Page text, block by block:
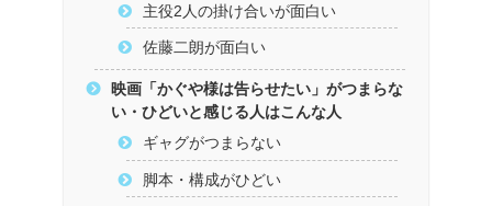
主役2人の掛け合いが面白い
佐藤二朗が面白い
映画「かぐや様は告らせたい」がつまらな
い・ひどいと感じる人はこんな人
ギャグがつまらない
脚本・構成がひどい